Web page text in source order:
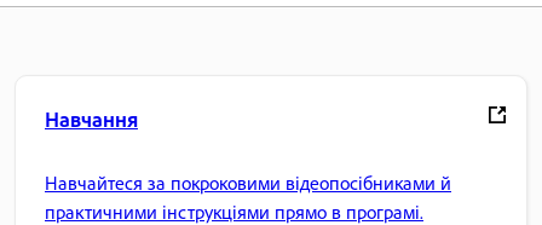
Навчання
Навчайтеся за покроковими відеопосібниками й
практичними інструкціями прямо в програмі.